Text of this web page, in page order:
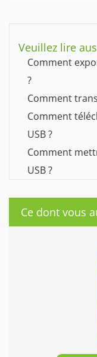
Veuillez lire
Comment
?
Comment
Comment
USB ?
Comment
USB ?
Ce dont vous